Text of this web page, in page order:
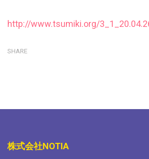
http://www.tsumiki.org/
SHARE
株式会社NOTIA